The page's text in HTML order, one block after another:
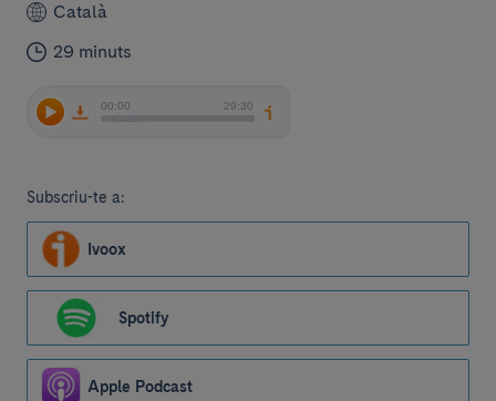
Català
29 minuts
Subscriu-te a:
Ivoox
Spotify
Apple Podcast